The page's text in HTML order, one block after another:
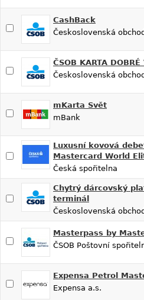
CashBack
Československá
ČSOB KARTA DOBRÉ
Československá
mKarta Svět
mBank
Luxusní kovová
Mastercard World
Česká spořitelna
Chytrý dárcovský
terminál
Československá
Masterpass by
ČSOB Poštovní
Expensa Petrol
Expensa a.s.